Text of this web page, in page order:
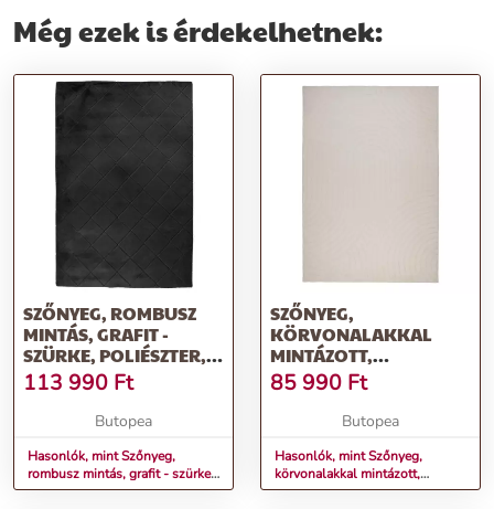
Még ezek is érdekelhetnek:
SZŐNYEG, ROMBUSZ
MINTÁS, GRAFIT -
SZÜRKE, POLIÉSZTER,
200X290 CM - ELORIA
113 990 Ft
Butopea
Hasonlók, mint Szőnyeg,
rombusz mintás, grafit - szürke,
poliészter, 200x290 cm -
SZŐNYEG,
KÖRVONALAKKAL
MINTÁZOTT,
TÖRTFEHÉR,
POLIÉSZTER, 200X290
CM - VOLANTE
85 990 Ft
Butopea
Hasonlók, mint Szőnyeg,
körvonalakkal mintázott,
törtfehér, poliészter, 200x290